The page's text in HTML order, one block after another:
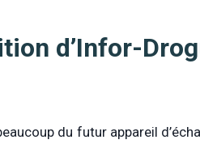
d’Infor-
du futur appareil